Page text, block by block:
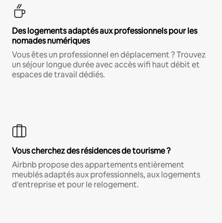
Des logements adaptés aux professionnels pour les
nomades numériques
Vous êtes un professionnel en déplacement ? Trouvez
un séjour longue durée avec accès wifi haut débit et
espaces de travail dédiés.
Vous cherchez des résidences de tourisme ?
Airbnb propose des appartements entièrement
meublés adaptés aux professionnels, aux logements
d'entreprise et pour le relogement.